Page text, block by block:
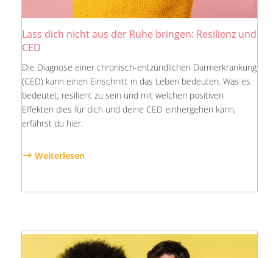
Lass dich nicht aus der Ruhe bringen: Resilienz und
CED
Die Diagnose einer chronisch-entzündlichen Darmerkrankung
(CED) kann einen Einschnitt in das Leben bedeuten. Was es
bedeutet, resilient zu sein und mit welchen positiven
Effekten dies für dich und deine CED einhergehen kann,
erfährst du hier.
Weiterlesen